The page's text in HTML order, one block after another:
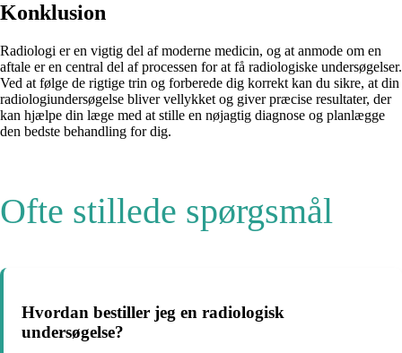
Konklusion
Radiologi er en vigtig del af moderne medicin, og at anmode om en
aftale er en central del af processen for at få radiologiske undersøgelser.
Ved at følge de rigtige trin og forberede dig korrekt kan du sikre, at din
radiologiundersøgelse bliver vellykket og giver præcise resultater, der
kan hjælpe din læge med at stille en nøjagtig diagnose og planlægge
den bedste behandling for dig.
Ofte stillede spørgsmål
Hvordan bestiller jeg en radiologisk
undersøgelse?